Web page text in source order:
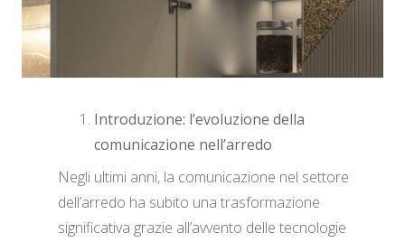
Introduzione: l’evoluzione della
comunicazione nell’arredo
Negli ultimi anni, la comunicazione nel settore
dell’arredo ha subito una trasformazione
significativa grazie all’avvento delle tecnologie